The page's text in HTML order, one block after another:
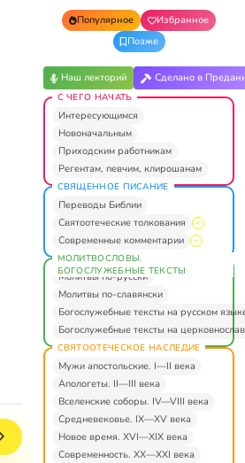
Популярное
Избранное
Позже
Наш лекторий Сделано в
С ЧЕГО НАЧАТЬ
Интересующимся
Новоначальным
Приходским работникам
Регентам, певчим, клирошанам
СВЯЩЕННОЕ ПИСАНИЕ
Переводы Библии
Святоотеческие толкования
Современные комментарии
МОЛИТВОСЛОВЫ.
БОГОСЛУЖЕБНЫЕ ТЕКСТЫ
Молитвы по-русски
Молитвы по-славянски
Богослужебные тексты на русском
Богослужебные тексты на
СВЯТООТЕЧЕСКОЕ НАСЛЕДИЕ
Мужи апостольские. I—II века
Апологеты. II—III века
Вселенские соборы. IV—VIII века
Средневековье. IX—XV века
Новое время. XVI—XIX века
Современность. XX—XXI века